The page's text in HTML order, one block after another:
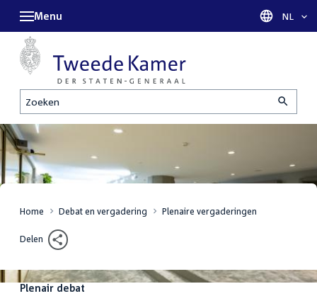
Zoeken
Menu Taal
NL
Home Debat en vergadering Plenaire vergaderingen
Delen
Plenair debat